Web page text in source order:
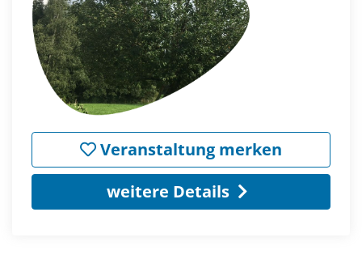
Veranstaltung merken
weitere Details